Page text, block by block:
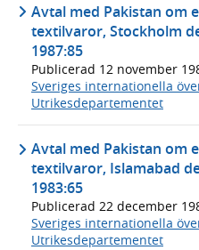
Avtal med Pakistan om
textilvaror, Stockholm
1987:85
Publicerad 12 november
Sveriges internationella
Utrikesdepartementet
Avtal med Pakistan om
textilvaror, Islamabad
1983:65
Publicerad 22 december
Sveriges internationella
Utrikesdepartementet